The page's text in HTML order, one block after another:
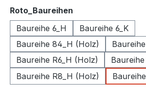
Roto_Baureihen
Baureihe 6_H
Baureihe 6_K
Baureihe 84_H (Holz)
Baureihe R6_H (Holz)
Baureihe
Baureihe R8_H (Holz)